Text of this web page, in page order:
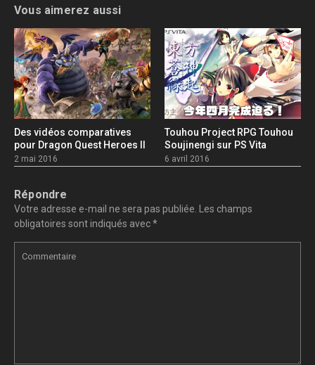
Vous aimerez aussi
Des vidéos comparatives
pour Dragon Quest Heroes II
2 mai 2016
Touhou Project RPG Touhou
Soujinengi sur PS Vita
6 avril 2016
Répondre
Votre adresse e-mail ne sera pas publiée.
Les champs
obligatoires sont indiqués avec*